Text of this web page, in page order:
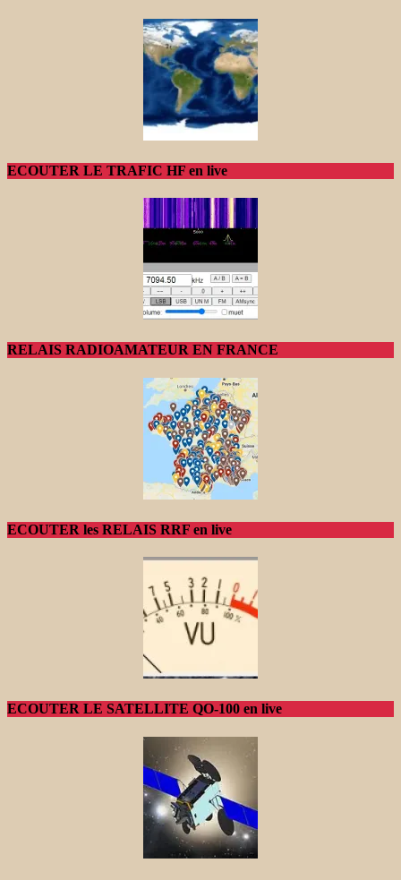
ECOUTER LE TRAFIC HF en live
RELAIS RADIOAMATEUR EN FRANCE
ECOUTER les RELAIS RRF en live
ECOUTER LE SATELLITE QO-100 en live